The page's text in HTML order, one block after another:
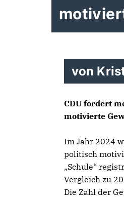
von
CDU fordert
motivierte
Im Jahr 2024
politisch
Schule“
Vergleich zu
Die Zahl der